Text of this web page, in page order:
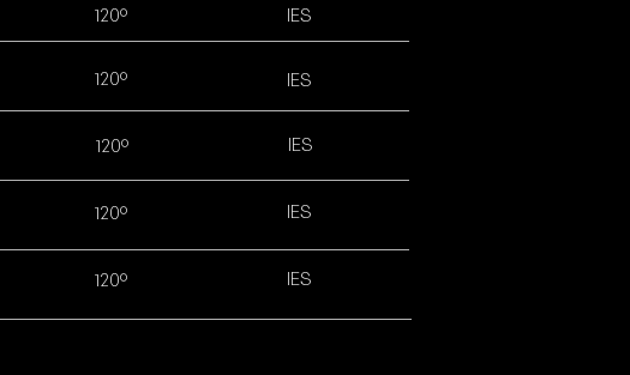
120º IES
120º IES
120º IES
120º IES
120º IES